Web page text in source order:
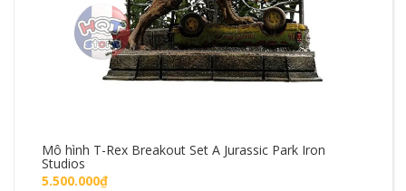
Mô hình T-Rex Breakout Set A Jurassic Park Iron
Studios
5.500.000₫